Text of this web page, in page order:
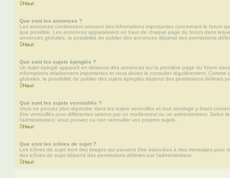
Haut
Que sont les annonces ?
Les annonces contiennent souvent des informations importantes concernant le forum
que possible. Les annonces apparaissent en haut de chaque page du forum dans
annonces globales, la possibilité de publier des annonces dépend des permissions
Haut
Que sont les sujets épinglés ?
Un sujet épinglé apparaît en dessous des annonces sur la première page du forum
informations relativement importantes et vous devez le consulter régulièrement.
globales, la possibilité de publier des sujets épinglés dépend des permissions définies
Haut
Que sont les sujets verrouillés ?
Vous ne pouvez plus répondre dans les sujets verrouillés et tout sondage y étant
être verrouillés pour différentes raisons par un modérateur ou un administrateur. Selon
l’administrateur, vous pouvez ou non verrouiller vos propres sujets.
Haut
Que sont les icônes de sujet ?
Les icônes de sujet sont des images qui peuvent être associées à des messages pour
des icônes de sujet dépend des permissions définies par l’administrateur.
Haut